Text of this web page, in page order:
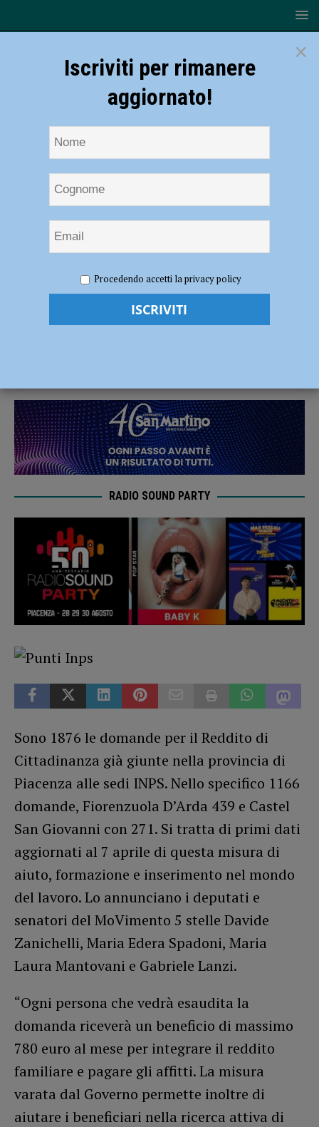
cittadinanza, in provincia di Piacenza 1876 domande
Reddito di cittadinanza, in provincia di
RADIO SOUND PARTY
Sono 1876 le domande per il Reddito di
Cittadinanza già giunte nella provincia di
Piacenza alle sedi INPS. Nello specifico 1166
domande, Fiorenzuola D’Arda 439 e Castel
San Giovanni con 271. Si tratta di primi dati
aggiornati al 7 aprile di questa misura di
aiuto, formazione e inserimento nel mondo
del lavoro. Lo annunciano i deputati e
senatori del MoVimento 5 stelle Davide
Zanichelli, Maria Edera Spadoni, Maria
Laura Mantovani e Gabriele Lanzi.
“Ogni persona che vedrà esaudita la
domanda riceverà un beneficio di massimo
780 euro al mese per integrare il reddito
familiare e pagare gli affitti. La misura
varata dal Governo permette inoltre di
aiutare i beneficiari nella ricerca attiva di
×
Iscriviti per rimanere
aggiornato!
Procedendo accetti la privacy policy